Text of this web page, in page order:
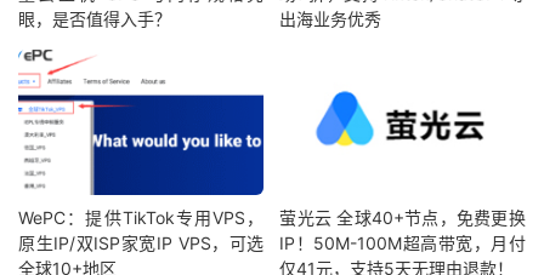
眼，是否值得入手？
出海业务优秀
WePC：提供TikTok专用VPS，
原生IP/双ISP家宽IP VPS，可选
全球10+地区
萤光云 全球40+节点，免费更换
IP！50M-100M超高带宽，月付
仅41元，支持5天无理由退款！